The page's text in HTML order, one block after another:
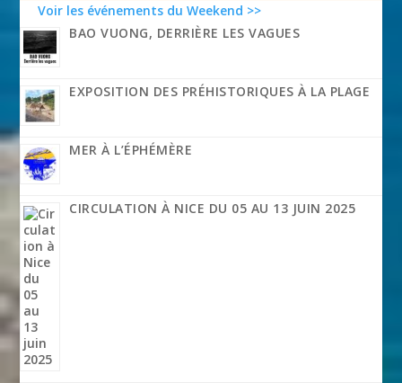
Voir les événements du Weekend >>
BAO VUONG, DERRIÈRE LES VAGUES
EXPOSITION DES PRÉHISTORIQUES À LA PLAGE
MER À L’ÉPHÉMÈRE
CIRCULATION À NICE DU 05 AU 13 JUIN 2025